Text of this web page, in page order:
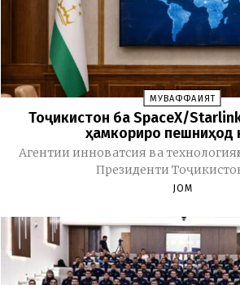
МУВАФФАҚИЯТ
Тоҷикистон ба SpaceX/
ҳамкориро пешниҳод
Агентии инноватсия ва
Президенти
JOM